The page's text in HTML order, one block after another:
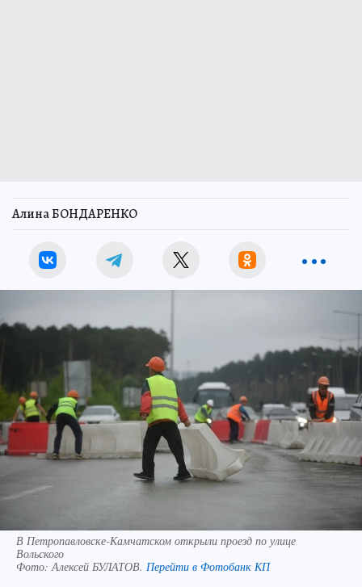
Алина БОНДАРЕНКО
В Петропавловске-Камчатском открыли проезд по улице
Вольского
Фото:Алексей БУЛАТОВ. Перейти в Фотобанк КП